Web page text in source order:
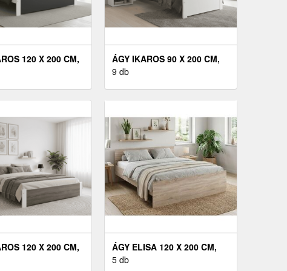
120 X 200 CM,
MATRAC
ÁGY IKAROS 90 X 200 CM,
FEHÉR MATRAC: MATRAC
9 db
120 X 200 CM,
ÁGY ELISA 120 X 200 CM,
SONOMA TÖLGY MATRAC:
5 db